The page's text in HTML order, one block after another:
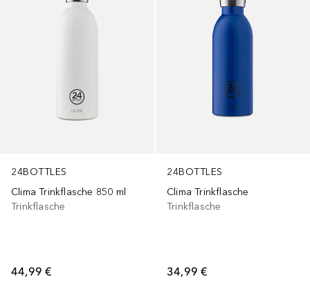
24BOTTLES
Clima Trinkflasche 850 ml
Trinkflasche
44,99 €
24BOTTLES
Clima Trinkflasche
Trinkflasche
34,99 €